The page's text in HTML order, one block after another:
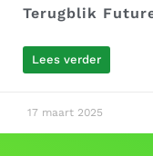
Terugblik
Lees verder
17 maart 2025